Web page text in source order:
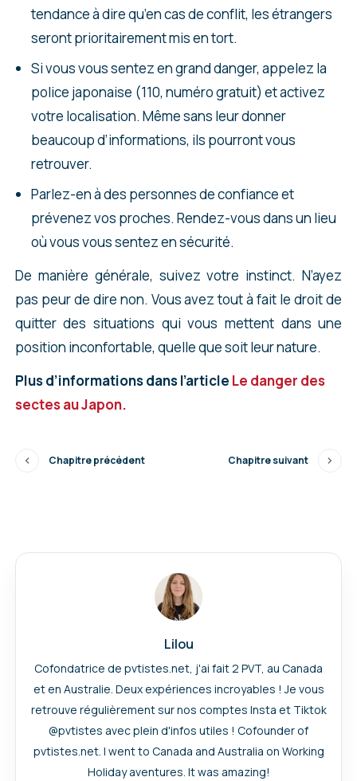
tendance à dire qu’en cas de conflit, les étrangers
seront prioritairement mis en tort.
Si vous vous sentez en grand danger, appelez la
police japonaise (110, numéro gratuit) et activez
votre localisation. Même sans leur donner
beaucoup d’informations, ils pourront vous
retrouver.
Parlez-en à des personnes de confiance et
prévenez vos proches. Rendez-vous dans un lieu
où vous vous sentez en sécurité.
De manière générale, suivez votre instinct. N’ayez
pas peur de dire non. Vous avez tout à fait le droit de
quitter des situations qui vous mettent dans une
position inconfortable, quelle que soit leur nature.
Plus d’informations dans l’article Le danger des
sectes au Japon.
Chapitre précédent Chapitre suivant
Lilou
Cofondatrice de pvtistes.net, j'ai fait 2 PVT, au Canada
et en Australie. Deux expériences incroyables ! Je vous
retrouve régulièrement sur nos comptes Insta et Tiktok
@pvtistes avec plein d'infos utiles ! Cofounder of
pvtistes.net. I went to Canada and Australia on Working
Holiday aventures. It was amazing!